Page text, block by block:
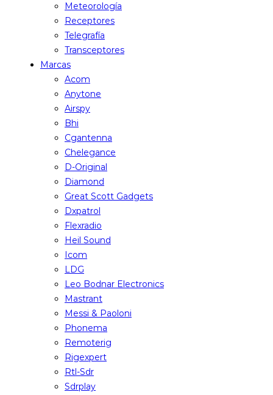
Meteorología
Receptores
Telegrafía
Transceptores
Marcas
Acom
Anytone
Airspy
Bhi
Cgantenna
Chelegance
D-Original
Diamond
Great Scott Gadgets
Dxpatrol
Flexradio
Heil Sound
Icom
LDG
Leo Bodnar Electronics
Mastrant
Messi & Paoloni
Phonema
Remoterig
Rigexpert
Rtl-Sdr
Sdrplay